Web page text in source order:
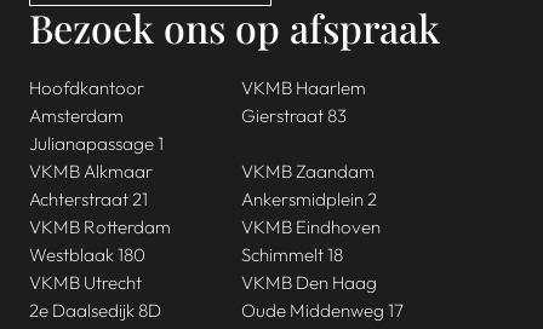
Bezoek ons op afspraak
Hoofdkantoor
Amsterdam
Julianapassage 1
VKMB Haarlem
Gierstraat 83
VKMB Alkmaar
Achterstraat 21
VKMB Zaandam
Ankersmidplein 2
VKMB Rotterdam
Westblaak 180
VKMB Eindhoven
Schimmelt 18
VKMB Utrecht
2e Daalsedijk 8D
VKMB Den Haag
Oude Middenweg 17